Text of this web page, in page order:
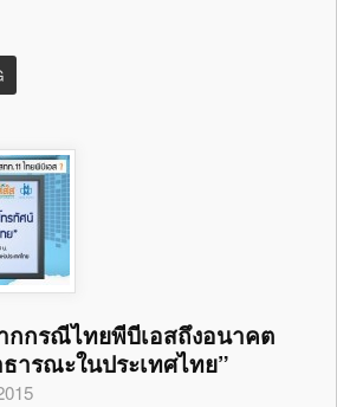
กกรณีไทยพีบีเอสถึงอนาคต
ารณะในประเทศไทย”